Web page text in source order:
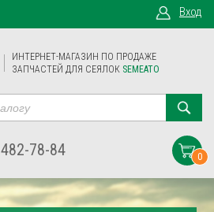
Вход
ИНТЕРНЕТ-МАГАЗИН ПО ПРОДАЖЕ
ЗАПЧАСТЕЙ ДЛЯ СЕЯЛОК SEMEATO
482-78-84 0